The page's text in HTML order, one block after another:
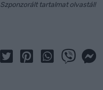
Szponzorált tartalmat olvastál!